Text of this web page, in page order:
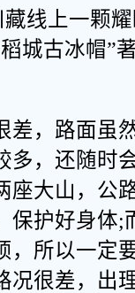
线上一颗
稻城古冰帽”
差，路面虽
多，还随时
座大山，公
保护好身体;
，所以一定
况很差，出